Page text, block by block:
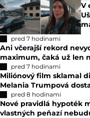
V
pred 7 hodinami
Ani včerajší rekord
maximum, čaká už len
pred 7 hodinami
Miliónový film sklamal
Melania Trumpová
pred 8 hodinami
Nové pravidlá hypoték
vlastných peňazí